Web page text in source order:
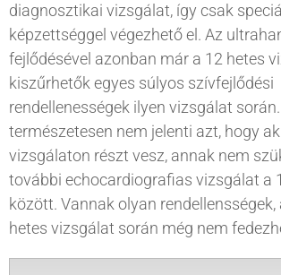
diagnosztikai vizsgálat, így csak
képzettséggel végezhető el. Az
fejlődésével azonban már a 12 hetes
kiszűrhetők egyes súlyos szívfejlődési
rendellenességek ilyen vizsgálat
természetesen nem jelenti azt, hogy
vizsgálaton részt vesz, annak nem
további echocardiografias vizsgálat a
között. Vannak olyan rendellensségek,
hetes vizsgálat során még nem